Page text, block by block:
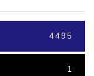
4495
1